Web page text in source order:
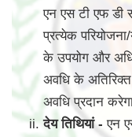
एन एस टी एफ डी
प्रत्येक
के उपयोग और
अवधि के अतिरिक्त
अवधि प्रदान
देय तिथियां -एन